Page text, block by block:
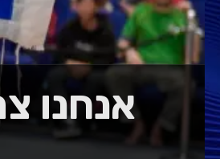
אנחנו